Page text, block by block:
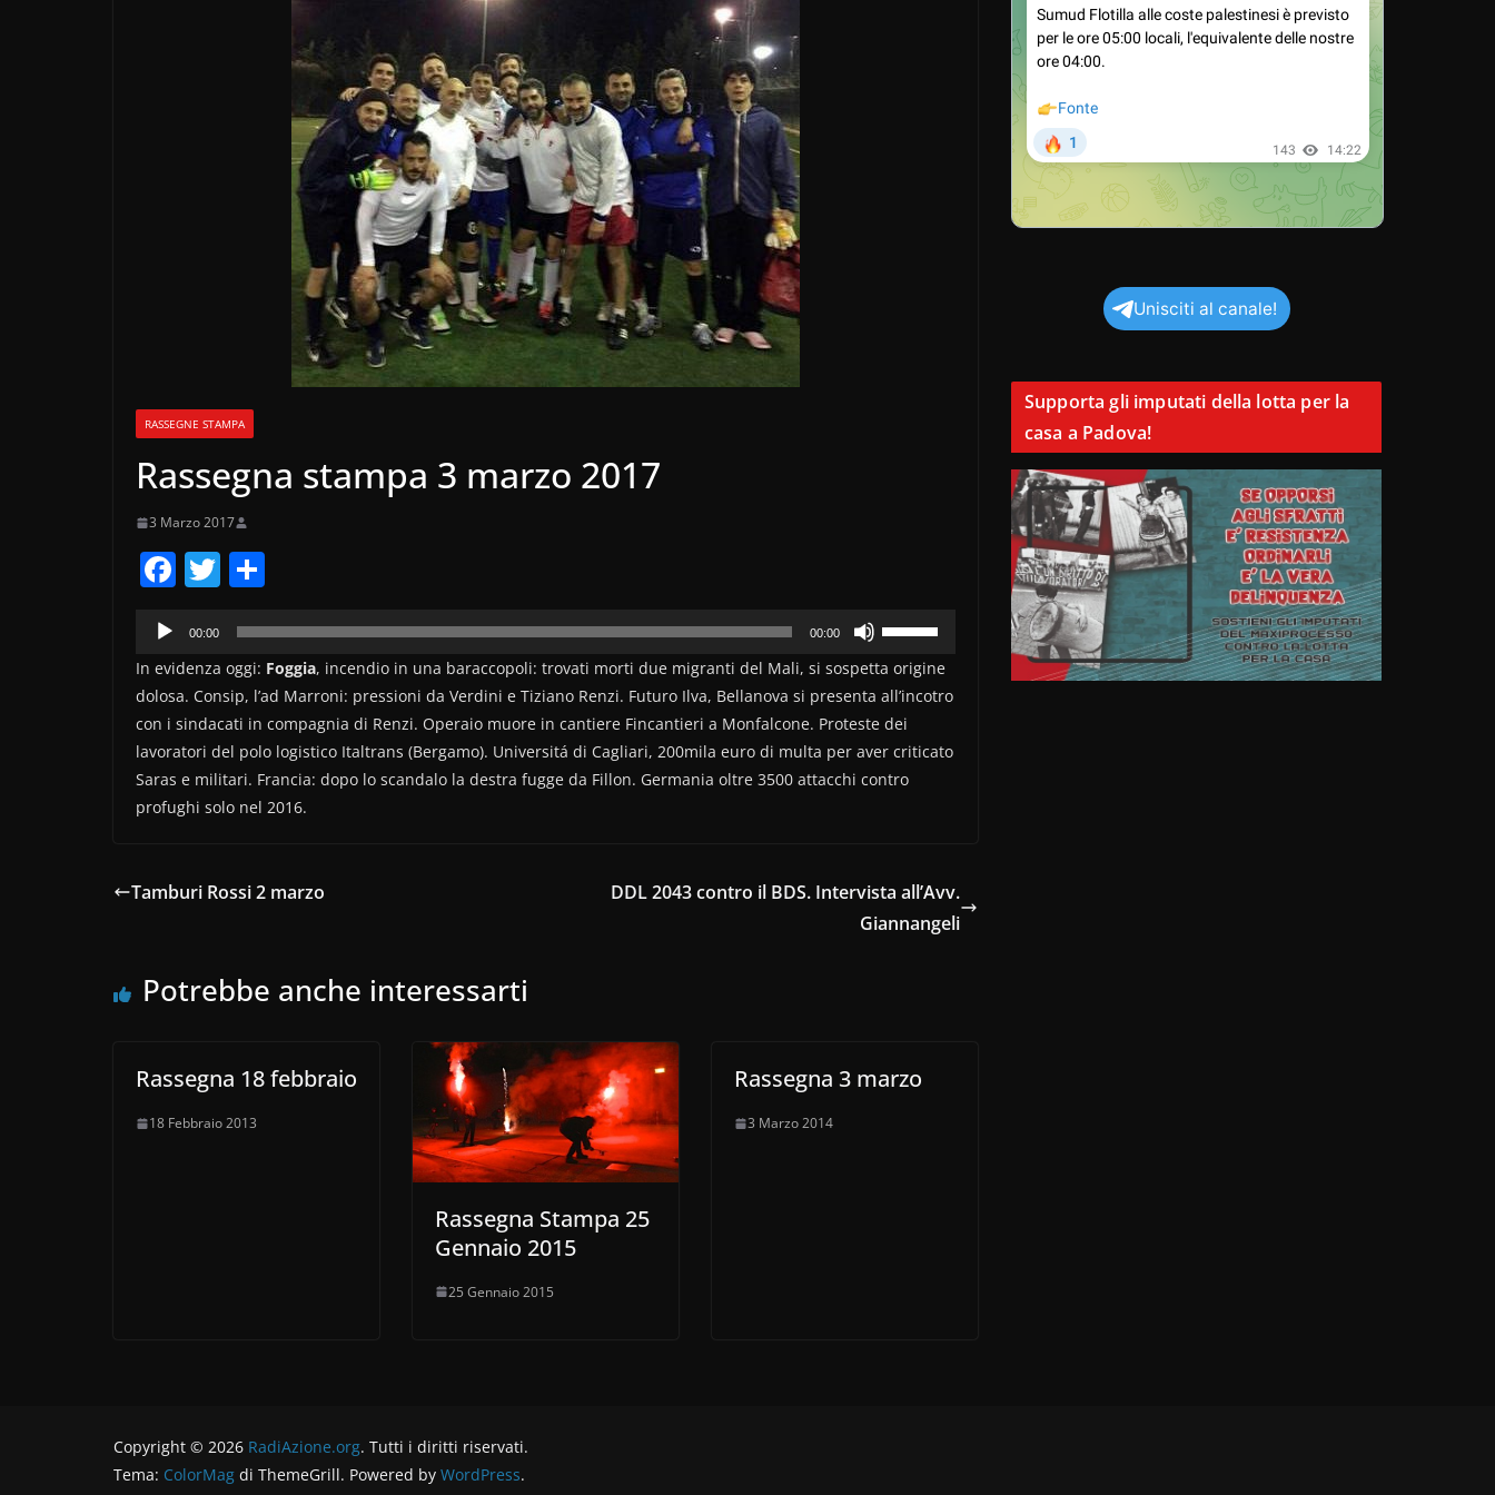
RASSEGNE STAMPA
Rassegna stampa 3 marzo 2017
3 Marzo 2017
F
c
e
b
o
o
k
T
itt
er
n
di
vi
di
Audio
00:00 00:00
Usa
tasti
freccia
su/giù
per
il
volume.
In evidenza oggi: Foggia, incendio in una baraccopoli: trovati morti due migranti del Mali, si sospetta origine
dolosa. Consip, l’ad Marroni: pressioni da Verdini e Tiziano Renzi. Futuro Ilva, Bellanova si presenta all’incotro
con i sindacati in compagnia di Renzi. Operaio muore in cantiere Fincantieri a Monfalcone. Proteste dei
lavoratori del polo logistico Italtrans (Bergamo). Universitá di Cagliari, 200mila euro di multa per aver criticato
Saras e militari. Francia: dopo lo scandalo la destra fugge da Fillon. Germania oltre 3500 attacchi contro
profughi solo nel 2016.
Tamburi Rossi 2 marzo
DDL 2043 contro il BDS. Intervista all’Avv.
Giannangeli
Potrebbe anche interessarti
Rassegna 18 febbraio
18 Febbraio 2013
Rassegna Stampa 25
Gennaio 2015
25 Gennaio 2015
Rassegna 3 marzo
3 Marzo 2014
Unisciti al canale!
Supporta gli imputati della lotta per la
casa a Padova!
Copyright © 2026 RadiAzione.org. Tutti i diritti riservati.
Tema: ColorMag di ThemeGrill. Powered by WordPress.